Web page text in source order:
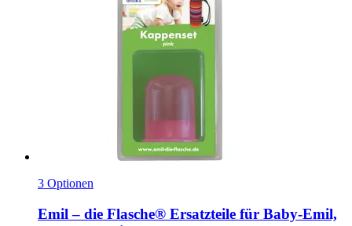
3 Optionen
Emil – die Flasche® Ersatzteile für Baby-​Emil,